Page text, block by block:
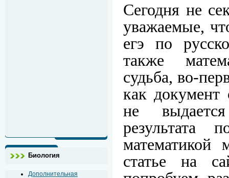
Биология
Дополнительная
Сегодня не
уважаемые,
егэ по
также
судьба, во-
как документ
не
результата
математикой
статье на